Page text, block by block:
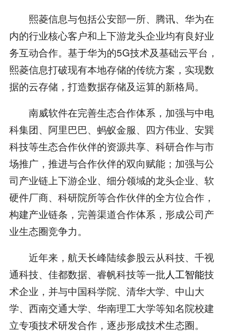
熙菱信息与包括公安部一所、腾讯、华为在
内的行业核心客户和上下游龙头企业均有良好业
务互动合作。基于华为的5G技术及基础云平台，
熙菱信息打破现有本地存储的传统方案，实现数
据的云存储，打造数据存储及运算的新格局。
南威软件在完善生态合作体系，加强与中电
科集团、阿里巴巴、蚂蚁金服、四方伟业、安巽
科技等生态合作伙伴的资源共享、科研合作与市
场推广，推进与合作伙伴的双向赋能；加强与公
司产业链上下游企业、细分领域的龙头企业、软
硬件厂商、科研院所等合作伙伴的全方位合作，
构建产业链条，完善渠道合作体系，形成公司产
业生态圈竞争力。
近年来，航天长峰陆续参股云从科技、千视
通科技、佳都数据、睿帆科技等一批人工智能技
术企业，并与中国科学院、清华大学、中山大
学、西南交通大学、华南理工大学等知名院校建
立专项技术研发合作，逐步形成技术生态圈。